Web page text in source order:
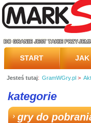
START JAK
PRZESYŁKA
Jesteś tutaj: GramWGry.pl >
kategorie
gry do